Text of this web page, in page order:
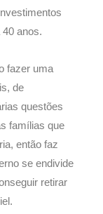
anos.
fazer uma
de
questões
famílias que
então faz
se endivide
retirar